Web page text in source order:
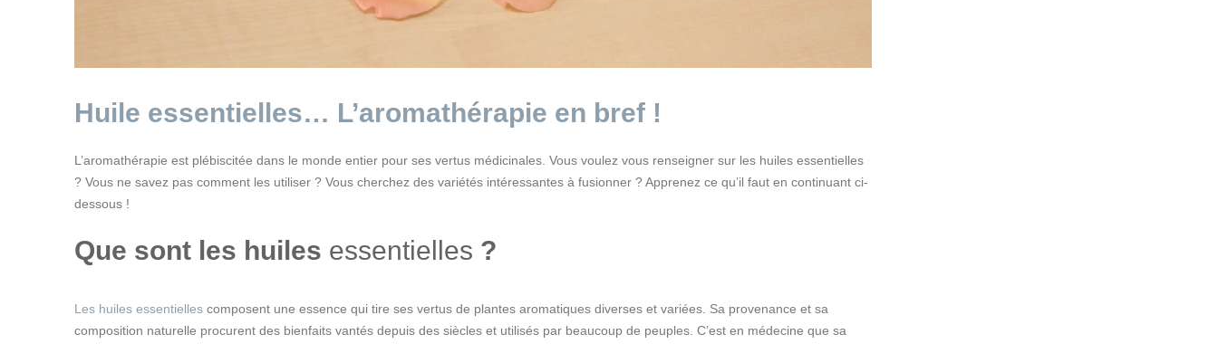
Huile essentielles… L’aromathérapie en bref !
L’aromathérapie est plébiscitée dans le monde entier pour ses vertus médicinales. Vous voulez vous renseigner sur les huiles essentielles
? Vous ne savez pas comment les utiliser ? Vous cherchez des variétés intéressantes à fusionner ? Apprenez ce qu’il faut en continuant ci-
dessous !
Que sont les huiles essentielles ?
Les huiles essentielles composent une essence qui tire ses vertus de plantes aromatiques diverses et variées. Sa provenance et sa
composition naturelle procurent des bienfaits vantés depuis des siècles et utilisés par beaucoup de peuples. C’est en médecine que sa